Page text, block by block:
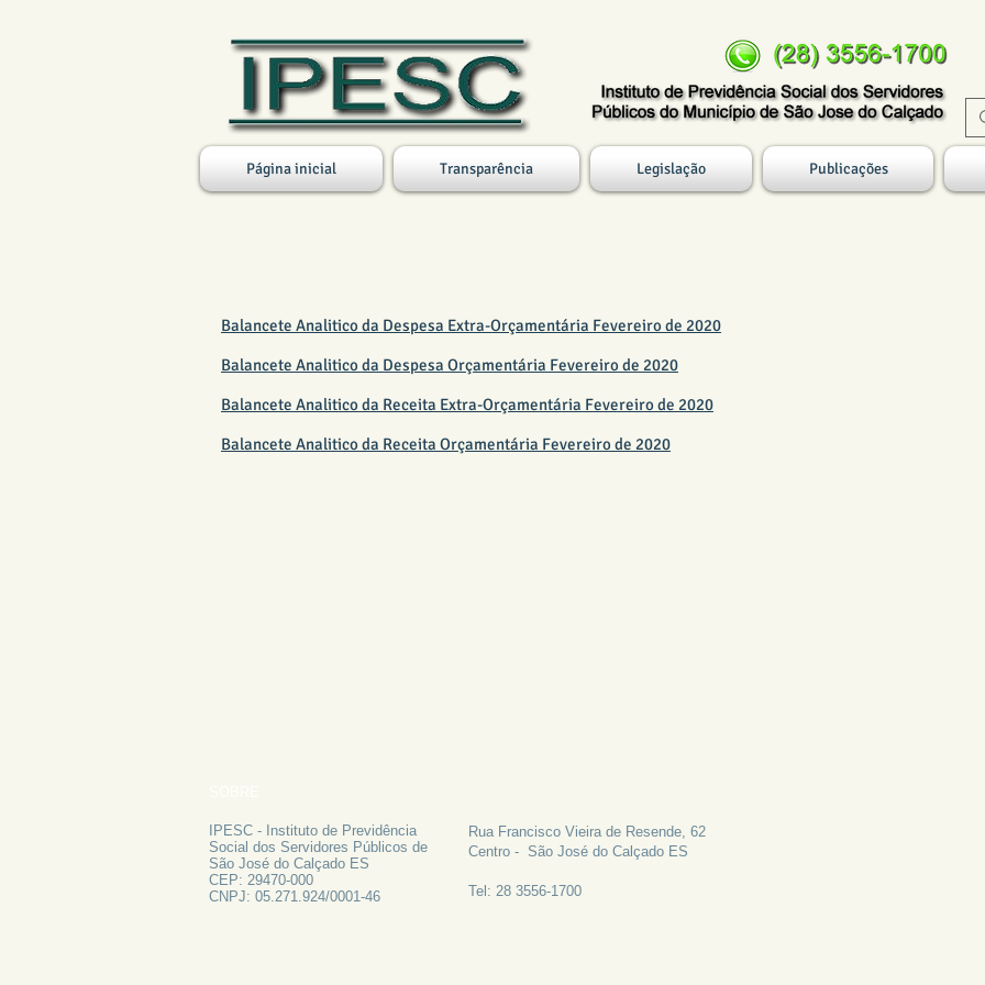
Página inicial Transparência Legislação Publicações
Balancete Analitico da Despesa Extra-Orçamentária Fevereiro de 2020
Balancete Analitico da Despesa Orçamentária Fevereiro de 2020
Balancete Analitico da Receita Extra-Orçamentária Fevereiro de 2020
Balancete Analitico da Receita Orçamentária Fevereiro de 2020
IPESC - Instituto de Previdência
Social dos Servidores Públicos de
São José do Calçado ES
CEP: 29470-000
CNPJ: 05.271.924/0001-46
Rua Francisco Vieira de Resende, 62
Centro - São José do Calçado ES
Tel: 28 3556-1700